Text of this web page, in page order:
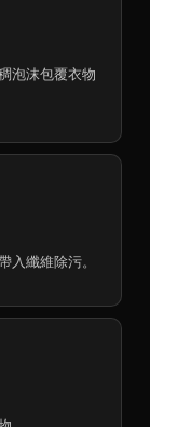
泡沫包覆衣物
入纖維除污。